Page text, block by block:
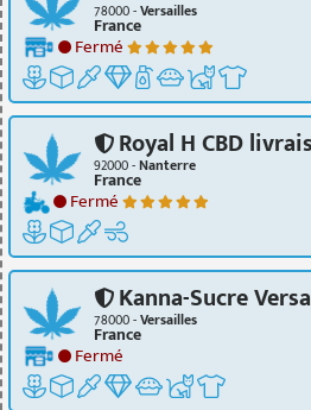
78000 -Versailles
France
Fermé
Royal H CBD
92000 -Nanterre
France
Fermé
Kanna-Sucre
78000 -Versailles
France
Fermé